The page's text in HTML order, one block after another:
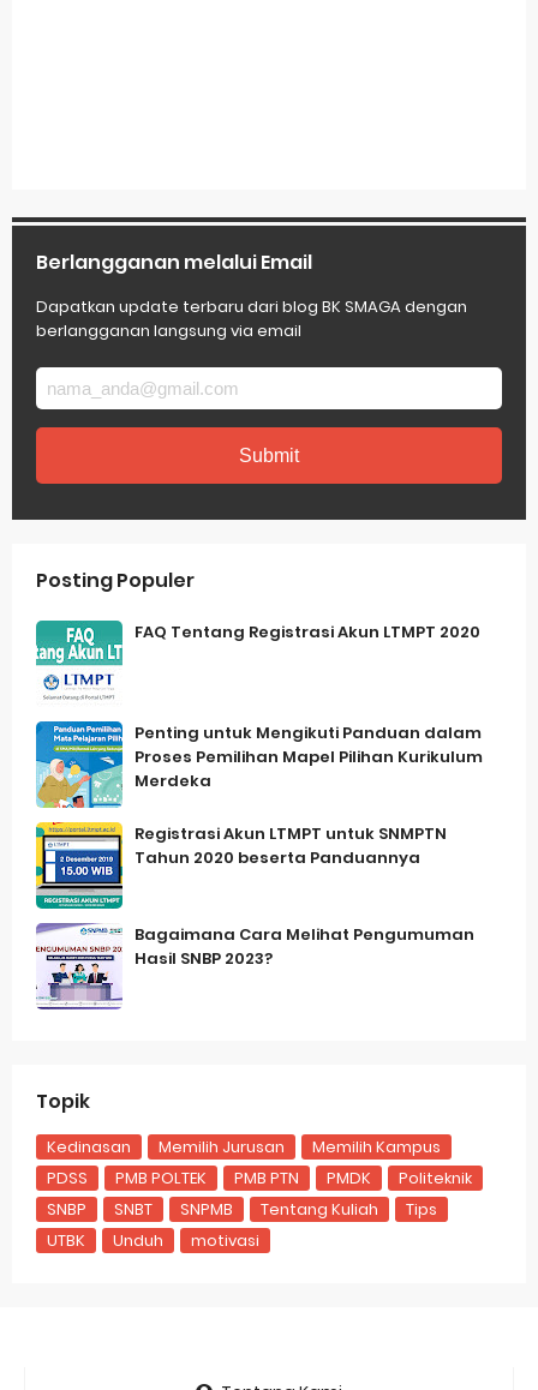
Berlangganan melalui Email
Dapatkan update terbaru dari blog BK SMAGA dengan
berlangganan langsung via email
Posting Populer
FAQ Tentang Registrasi Akun LTMPT 2020
Penting untuk Mengikuti Panduan dalam
Proses Pemilihan Mapel Pilihan Kurikulum
Merdeka
Registrasi Akun LTMPT untuk SNMPTN
Tahun 2020 beserta Panduannya
Bagaimana Cara Melihat Pengumuman
Hasil SNBP 2023?
Topik
Kedinasan Memilih Jurusan
Memilih Kampus
PDSS
PMB POLTEK PMB PTN PMDK
Politeknik
SNBP
SNBT SNPMB Tentang Kuliah
Tips
UTBK
Unduh motivasi